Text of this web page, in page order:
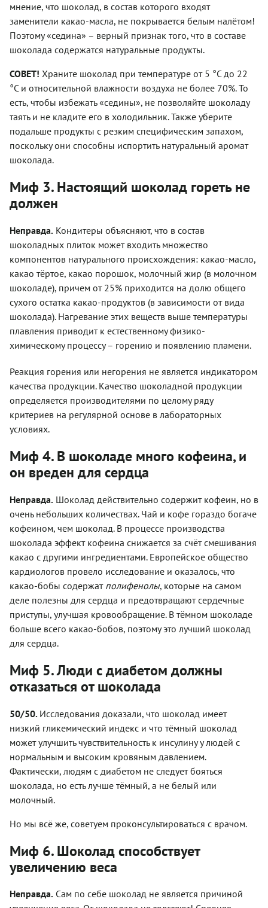
мнение, что шоколад, в состав которого входят
заменители какао-масла, не покрывается белым налётом!
Поэтому «седина» – верный признак того, что в составе
шоколада содержатся натуральные продукты.
СОВЕТ! Храните шоколад при температуре от 5 °С до 22
°С и относительной влажности воздуха не более 70%. То
есть, чтобы избежать «седины», не позволяйте шоколаду
таять и не кладите его в холодильник. Также уберите
подальше продукты с резким специфическим запахом,
поскольку они способны испортить натуральный аромат
шоколада.
Миф 3. Настоящий шоколад гореть не
должен
Неправда. Кондитеры объясняют, что в состав
шоколадных плиток может входить множество
компонентов натурального происхождения: какао-масло,
какао тёртое, какао порошок, молочный жир (в молочном
шоколаде), причем от 25% приходится на долю общего
сухого остатка какао-продуктов (в зависимости от вида
шоколада). Нагревание этих веществ выше температуры
плавления приводит к естественному физико-
химическому процессу – горению и появлению пламени.
Реакция горения или негорения не является индикатором
качества продукции. Качество шоколадной продукции
определяется производителями по целому ряду
критериев на регулярной основе в лабораторных
условиях.
Миф 4. В шоколаде много кофеина, и
он вреден для сердца
Неправда. Шоколад действительно содержит кофеин, но в
очень небольших количествах. Чай и кофе гораздо богаче
кофеином, чем шоколад. В процессе производства
шоколада эффект кофеина снижается за счёт смешивания
какао с другими ингредиентами. Европейское общество
кардиологов провело исследование и оказалось, что
какао-бобы содержат полифенолы, которые на самом
деле полезны для сердца и предотвращают сердечные
приступы, улучшая кровообращение. В тёмном шоколаде
больше всего какао-бобов, поэтому это лучший шоколад
для сердца.
Миф 5. Люди с диабетом должны
отказаться от шоколада
50/50. Исследования доказали, что шоколад имеет
низкий гликемический индекс и что тёмный шоколад
может улучшить чувствительность к инсулину у людей с
нормальным и высоким кровяным давлением.
Фактически, людям с диабетом не следует бояться
шоколада, но есть лучше тёмный, а не белый или
молочный.
Но мы всё же, советуем проконсультироваться с врачом.
Миф 6. Шоколад способствует
увеличению веса
Неправда. Сам по себе шоколад не является причиной